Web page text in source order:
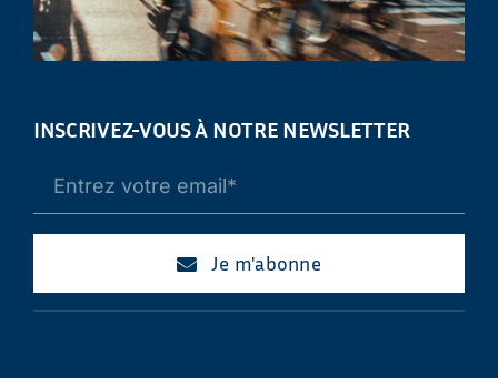
INSCRIVEZ-VOUS À NOTRE NEWSLETTER
Je m'abonne